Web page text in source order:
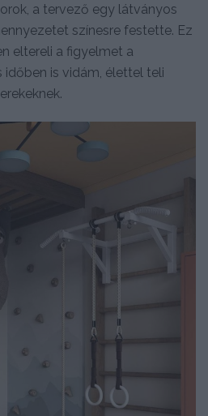
a tervező egy látványos
színesre festette. Ez
eltereli a figyelmet a
időben is vidám, élettel teli